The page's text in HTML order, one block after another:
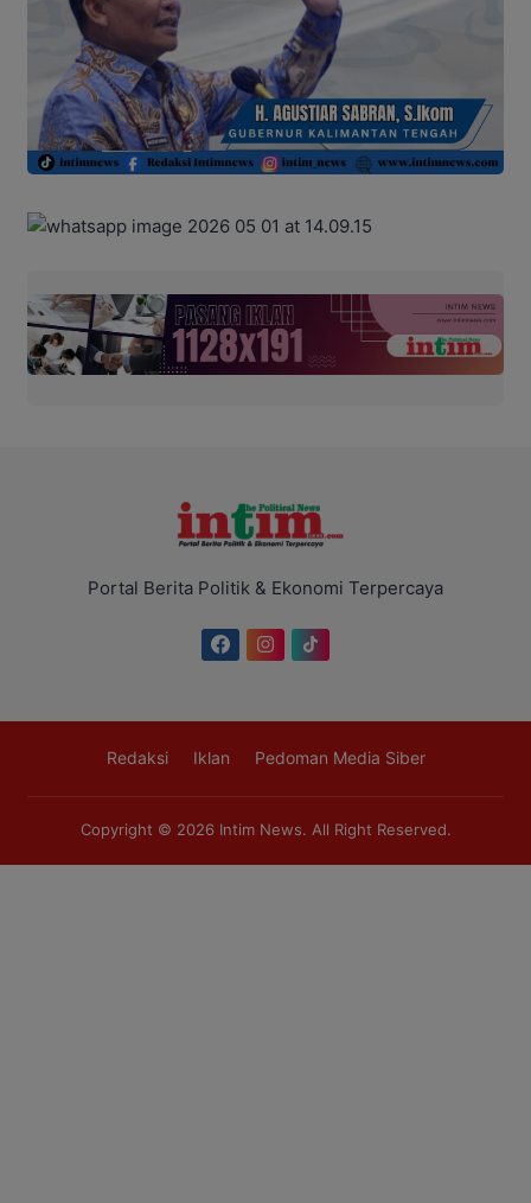
Portal Berita Politik & Ekonomi Terpercaya
Redaksi Iklan Pedoman Media Siber
Copyright © 2026 Intim News. All Right Reserved.